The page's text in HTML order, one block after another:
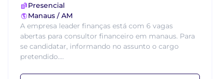
Presencial
Manaus / AM
A empresa leader finanças está com 6 vagas
abertas para consultor financeiro em manaus. Para
se candidatar, informando no assunto o cargo
pretendido....